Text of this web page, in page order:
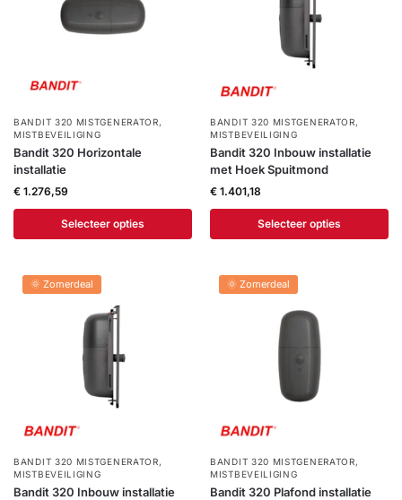
BANDIT 320 MISTGENERATOR,
MISTBEVEILIGING
Bandit 320 Horizontale
installatie
€ 1.276,59
Selecteer opties
BANDIT 320 MISTGENERATOR,
MISTBEVEILIGING
Bandit 320 Inbouw installatie
met Hoek Spuitmond
€ 1.401,18
Selecteer opties
🌞 Zomerdeal
BANDIT 320 MISTGENERATOR,
MISTBEVEILIGING
Bandit 320 Inbouw installatie
🌞 Zomerdeal
BANDIT 320 MISTGENERATOR,
MISTBEVEILIGING
Bandit 320 Plafond installatie